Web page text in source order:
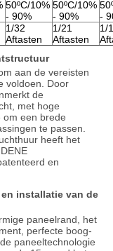
50ºC/10%
- 90%
50ºC/10%
- 90%
-
1/32
Aftasten
1/21
Aftasten
1/
aan de vereisten
voldoen. Door
de
met hoge
om een brede
te passen.
heeft het
en
installatie van de
paneelrand, het
perfecte boog-
paneeltechnologie